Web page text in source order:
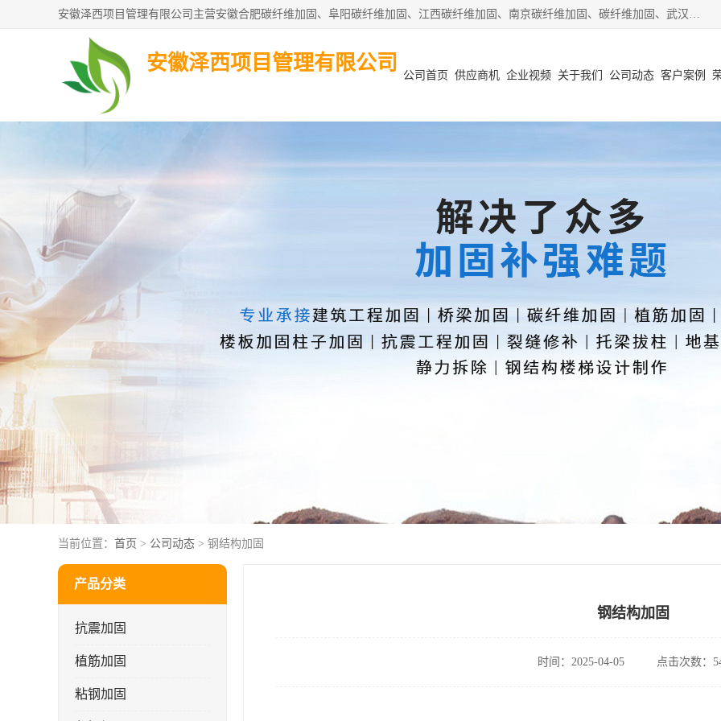
安徽泽西项目管理有限公司主营安徽合肥碳纤维加固、阜阳碳纤维加固、江西碳纤维加固、南京碳纤维加固、碳纤维加固、武汉碳纤维加固等业务，业务覆盖范围：安徽合肥、阜阳、江西、南京、武汉等区域。公司在钢筋混凝土结构改造加固、砌体结构改造加固、设计变更、结构改造加固、质量缺陷加固、地基加固等各加固改造领域具有优良的设计及施工经验。
安徽泽西项目管理有限公司
公司首页 供应商机 企业视频 关于我们 公司动态 客户案例
当前位置： 首页 > 公司动态 > 钢结构加固
产品分类
抗震加固
植筋加固
粘钢加固
钢结构加固
时间：2025-04-05 点击次数：